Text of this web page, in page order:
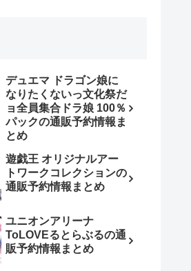
デュエマ ドラゴン娘に
なりたくないっ文化祭だ
ョ全員集合ドラ娘 100％
パックの通販予約情報ま
とめ
遊戯王 オリジナルアー
トワークコレクションの
通販予約情報まとめ
ユニオンアリーナ
ToLOVEるとらぶるの通
販予約情報まとめ